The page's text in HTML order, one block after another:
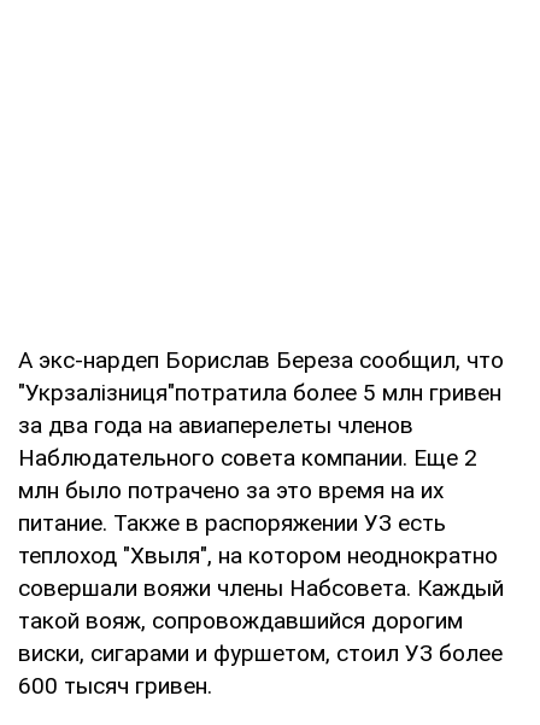
А экс-нардеп Борислав Береза сообщил, что
"Укрзалізниця"потратила более 5 млн гривен
за два года на авиаперелеты членов
Наблюдательного совета компании. Еще 2
млн было потрачено за это время на их
питание. Также в распоряжении УЗ есть
теплоход "Хвыля", на котором неоднократно
совершали вояжи члены Набсовета. Каждый
такой вояж, сопровождавшийся дорогим
виски, сигарами и фуршетом, стоил УЗ более
600 тысяч гривен.